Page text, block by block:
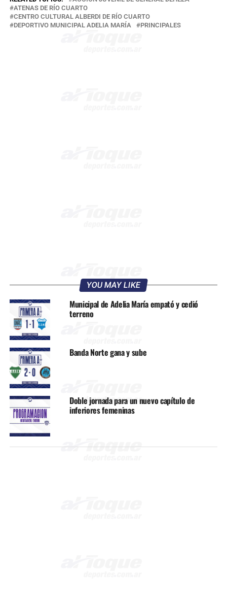
ATENAS DE RÍO CUARTO
CENTRO CULTURAL ALBERDI DE RÍO CUARTO
DEPORTIVO MUNICIPAL ADELIA MARÍA
PRINCIPALES
YOU MAY LIKE
Municipal de Adelia María empató y cedió
terreno
Banda Norte gana y sube
Doble jornada para un nuevo capítulo de
inferiores femeninas